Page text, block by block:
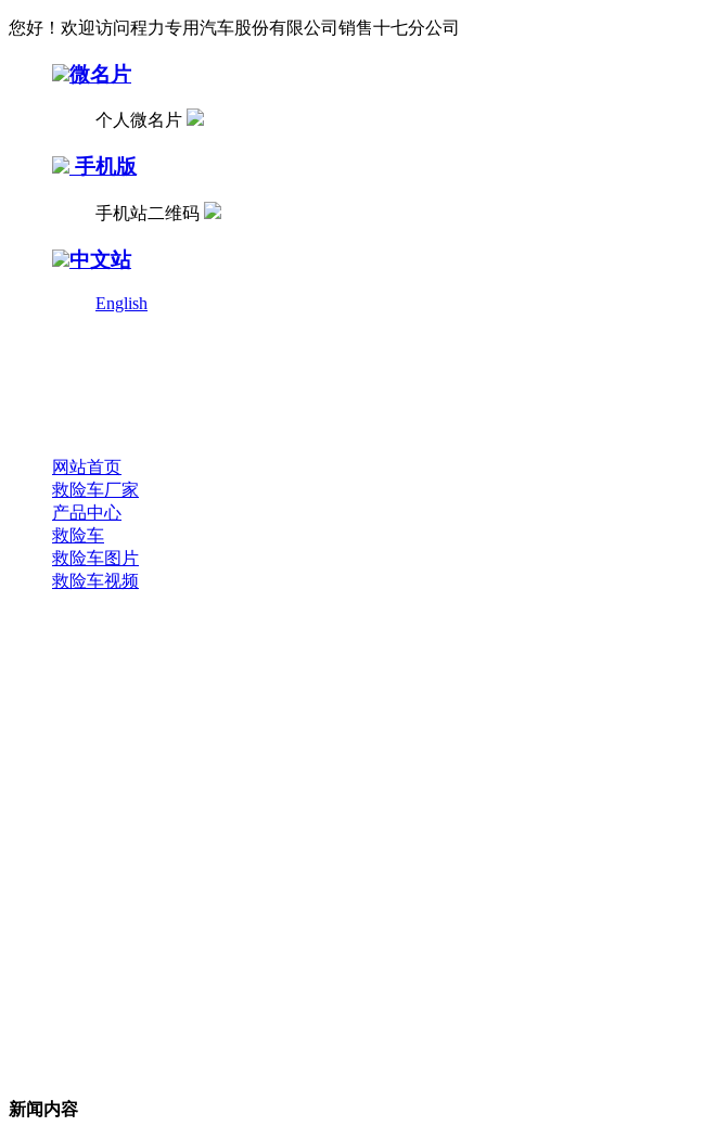
您好！欢迎访问程力专用汽车股份有限公司销售十七分公司
微名片
个人微名片
手机版
手机站二维码
中文站
English
网站首页
救险车厂家
产品中心
救险车
救险车图片
救险车视频
新闻内容